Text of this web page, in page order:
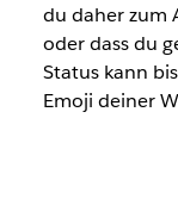
du daher zum
oder dass du
Status kann
Emoji deiner